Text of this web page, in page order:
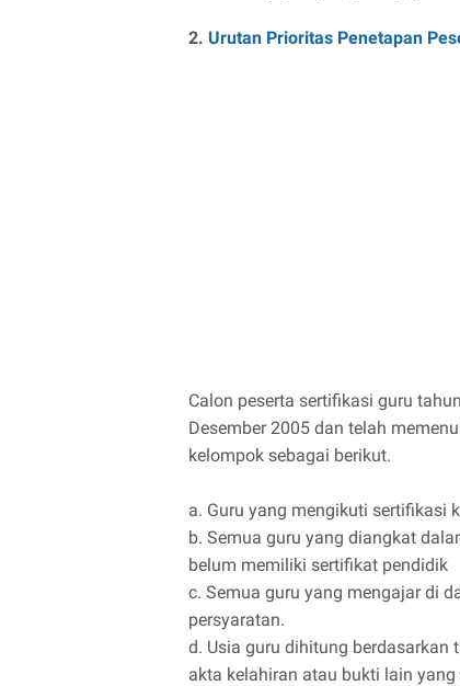
2. Urutan Prioritas Penetapan
Calon peserta sertifikasi guru
Desember 2005 dan telah
kelompok sebagai berikut.
a. Guru yang mengikuti sertifikasi
b. Semua guru yang diangkat
belum memiliki sertifikat pendidik
c. Semua guru yang mengajar di
persyaratan.
d. Usia guru dihitung berdasarkan
akta kelahiran atau bukti lain yang